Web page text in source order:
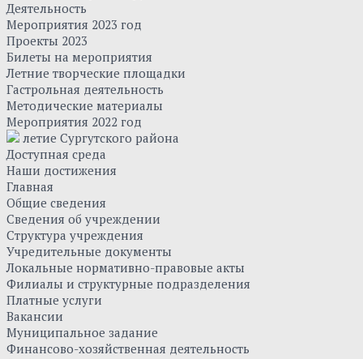
Деятельность
Мероприятия 2023 год
Проекты 2023
Билеты на мероприятия
Летние творческие площадки
Гастрольная деятельность
Методические материалы
Мероприятия 2022 год
летие Сургутского района
Доступная среда
Наши достижения
Главная
Общие сведения
Сведения об учреждении
Структура учреждения
Учредительные документы
Локальные нормативно-правовые акты
Филиалы и структурные подразделения
Платные услуги
Вакансии
Муниципальное задание
Финансово-хозяйственная деятельность